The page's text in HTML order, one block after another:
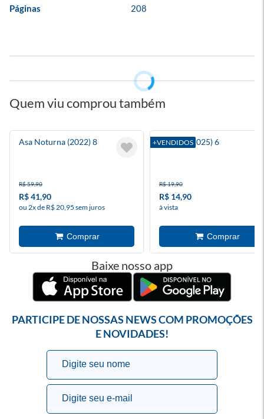
Páginas
208
Quem viu comprou também
Asa Noturna (2022) 8
R$ 59,90
R$ 41,90
ou 2x de R$ 20,95 sem juros
+VENDIDOS
Batman (2025) 6
R$ 19,90
R$ 14,90
à vista
Baixe nosso app
PARTICIPE DE NOSSAS NEWS COM PROMOÇÕES
E NOVIDADES!